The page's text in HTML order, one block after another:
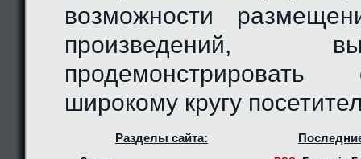
возможности
произведений,
широкому кругу
Разделы сайта: